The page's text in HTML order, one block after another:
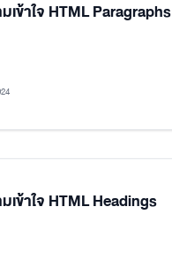
เข้าใจ HTML Paragraphs
เข้าใจ HTML Headings